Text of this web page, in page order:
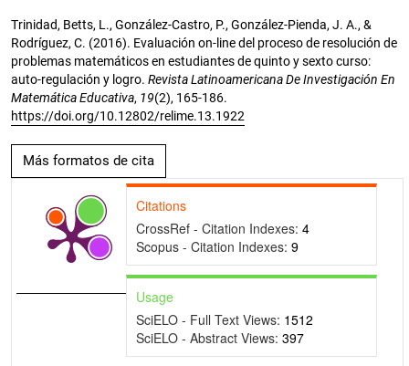
Trinidad, Betts, L., González-Castro, P., González-Pienda, J. A., &
Rodríguez, C. (2016). Evaluación on-line del proceso de resolución de
problemas matemáticos en estudiantes de quinto y sexto curso:
auto-regulación y logro. Revista Latinoamericana De Investigación En
Matemática Educativa, 19(2), 165-186.
https://doi.org/10.12802/relime.13.1922
Más formatos de cita
Citations
CrossRef - Citation Indexes: 4
Scopus - Citation Indexes: 9
Usage
SciELO - Full Text Views: 1512
SciELO - Abstract Views: 397